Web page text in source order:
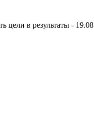
цели в результаты - 19.08